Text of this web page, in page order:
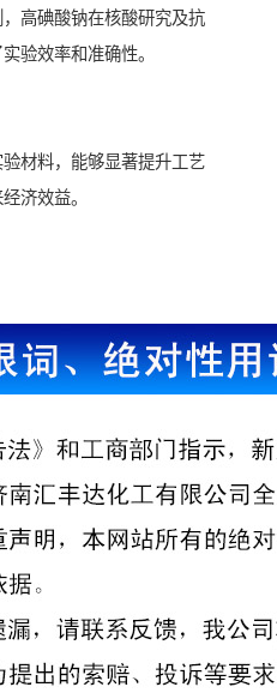
高碘酸钠在核酸研究及抗
验效率和准确性。
材料，能够显著提升工艺
济效益。